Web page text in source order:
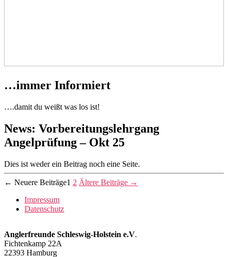
…immer Informiert
….damit du weißt was los ist!
News: Vorbereitungslehrgang
Angelprüfung – Okt 25
Dies ist weder ein Beitrag noch eine Seite.
Seitennummerierung
der
Beiträge
← Neuere Beiträge1 2 Ältere Beiträge →
Impressum
Datenschutz
Anglerfreunde Schleswig-Holstein e.V.
Fichtenkamp 22A
22393 Hamburg